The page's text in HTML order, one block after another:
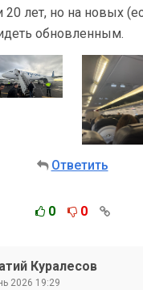
20 лет, но на новых
обновленным.
Ответить
0 0
Куралесов
2026 19:29